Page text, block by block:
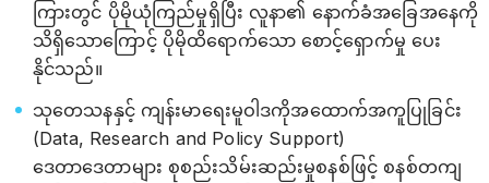
ကြားတွင် ပိုမိုယုံကြည်မှုရှိပြီး လူနာ၏ နောက်ခံအခြေအနေကို
သိရှိသောကြောင့် ပိုမိုထိရောက်သော စောင့်ရှောက်မှု ပေး
နိုင်သည်။
သုတေသနနှင့် ကျန်းမာရေးမူဝါဒကိုအထောက်အကူပြုခြင်း
(Data, Research and Policy Support)
ဒေတာ‌ဒေတာများ စုစည်းသိမ်းဆည်းမှုစနစ်ဖြင့် စနစ်တကျ